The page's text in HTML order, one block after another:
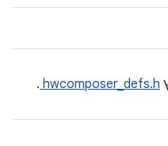
hwcomposer_defs.h
.